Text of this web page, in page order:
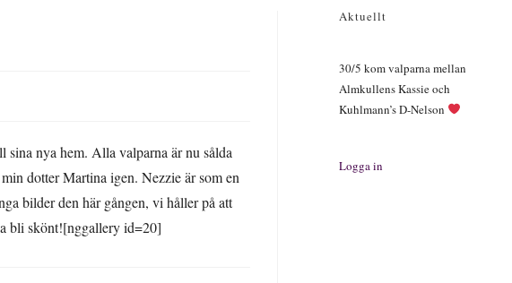
nya hem. Alla valparna är nu sålda
dotter Martina igen. Nezzie är som en
bilder den här gången, vi håller på att
bli skönt![nggallery id=20]
Aktuellt
30/5 kom valparna mellan
Almkullens Kassie och
Kuhlmann’s D-Nelson
Logga in